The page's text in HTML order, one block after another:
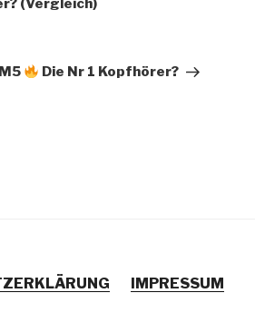
(Vergleich)
Die Nr 1 Kopfhörer?
IMPRESSUM